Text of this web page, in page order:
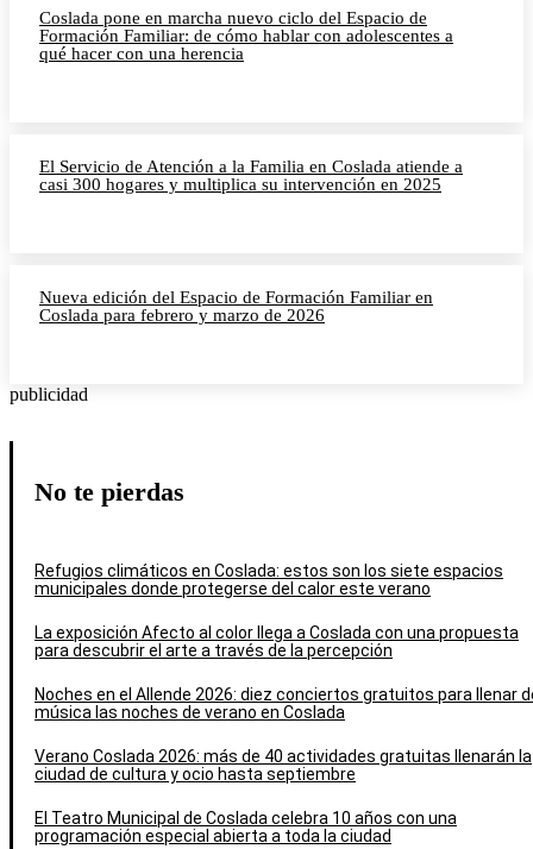
Coslada pone en marcha nuevo ciclo del Espacio de
Formación Familiar: de cómo hablar con adolescentes a
qué hacer con una herencia
El Servicio de Atención a la Familia en Coslada atiende a
casi 300 hogares y multiplica su intervención en 2025
Nueva edición del Espacio de Formación Familiar en
Coslada para febrero y marzo de 2026
publicidad
No te pierdas
Refugios climáticos en Coslada: estos son los siete espacios
municipales donde protegerse del calor este verano
La exposición Afecto al color llega a Coslada con una propuesta
para descubrir el arte a través de la percepción
Noches en el Allende 2026: diez conciertos gratuitos para llenar
música las noches de verano en Coslada
Verano Coslada 2026: más de 40 actividades gratuitas llenarán la
ciudad de cultura y ocio hasta septiembre
El Teatro Municipal de Coslada celebra 10 años con una
programación especial abierta a toda la ciudad